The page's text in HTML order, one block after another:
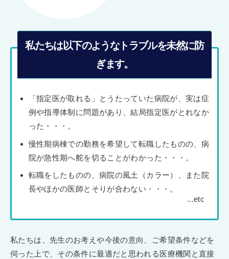
私たちは以下のようなトラブルを未然に防
ぎます。
「指定医が取れる」とうたっていた病院が、実は症
例や指導体制に問題があり、結局指定医がとれなか
った・・・。
慢性期病棟での勤務を希望して転職したものの、病
院が急性期へ舵を切ることがわかった・・・。
転職をしたものの、病院の風土（カラー）、また院
長やほかの医師とそりが合わない・・・。
私たちは、先生のお考えや今後の意向、ご希望条件などを
伺った上で、その条件に最適だと思われる医療機関と直接